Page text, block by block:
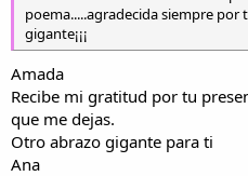
poema.....agradecida siempre por
gigante¡¡¡
Amada
Recibe mi gratitud por tu
que me dejas.
Otro abrazo gigante para ti
Ana